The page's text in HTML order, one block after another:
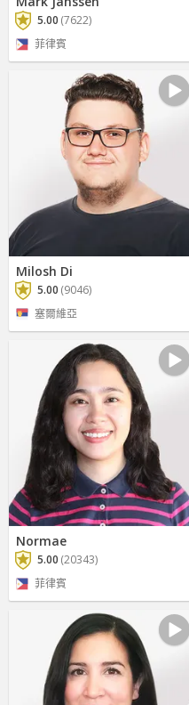
5.00 (7622)
菲律賓
Milosh Di
5.00 (9046)
塞爾維亞
Normae
5.00 (20343)
菲律賓